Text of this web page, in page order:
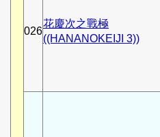
026
花慶次之戰極
((HANANOKEIJI 3))